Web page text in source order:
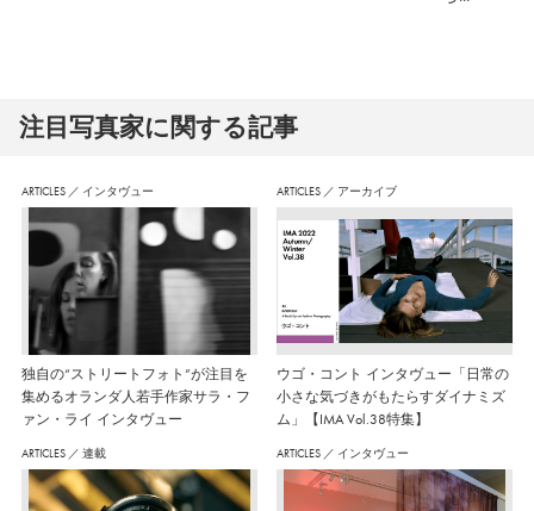
注⽬写真家に関する記事
ARTICLES ／ インタヴュー
独自の“ストリートフォト”が注目を
集めるオランダ人若手作家サラ・フ
ァン・ライ インタヴュー
ARTICLES ／ アーカイブ
ウゴ・コント インタヴュー「日常の
小さな気づきがもたらすダイナミズ
ム」【IMA Vol.38特集】
ARTICLES ／ 連載 ARTICLES ／ インタヴュー